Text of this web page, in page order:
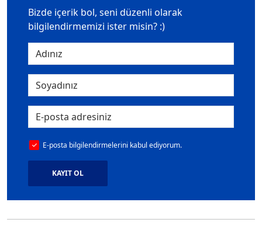
Bizde içerik bol, seni düzenli olarak
bilgilendirmemizi ister misin? :)
E-posta bilgilendirmelerini kabul ediyorum.
KAYIT OL